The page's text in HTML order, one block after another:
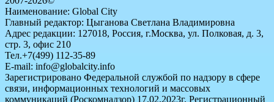
Наименование: Global City
Главный редактор: Цыганова Светлана Владимировна
Адрес редакции: 127018, Россия, г.Москва, ул. Полковая, д. 3,
стр. 3, офис 210
Тел.+7(499) 112-35-89
E-mail: info@globalcity.info
Зарегистрировано Федеральной службой по надзору в сфере
связи, информационных технологий и массовых
коммуникаций (Роскомнадзор) 17.02.2023г. Регистрационный